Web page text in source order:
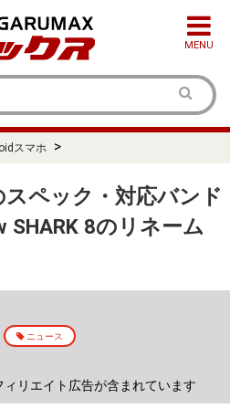
MENU
スマホ >
スペック・対応バンド
SHARK 8のリネーム
ニュース
リエイト広告が含まれています